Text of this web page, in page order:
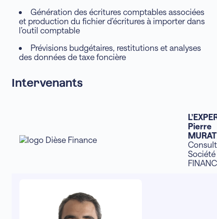
Génération des écritures comptables associées
et production du fichier d’écritures à importer dans
l’outil comptable
Prévisions budgétaires, restitutions et analyses
des données de taxe foncière
Intervenants
Pierre
MURAT
Société